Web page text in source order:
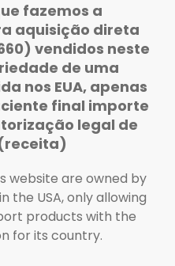
fazemos a
aquisição direta
vendidos neste
de uma
nos EUA, apenas
final importe
legal de
website are owned by
the USA, only allowing
products with the
for its country.